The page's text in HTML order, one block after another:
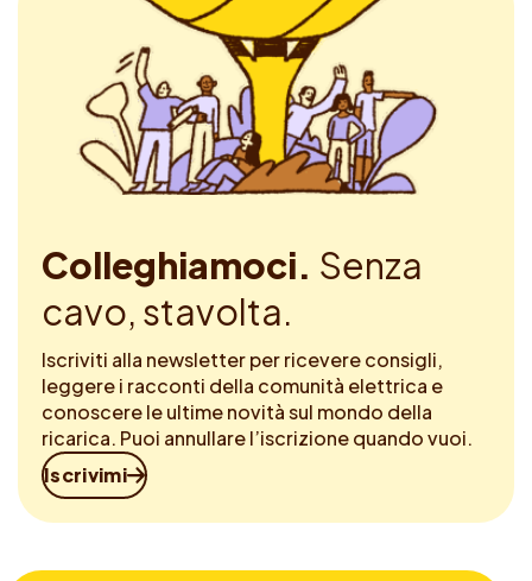
Colleghiamoci. Senza
cavo, stavolta.
Iscriviti alla newsletter per ricevere consigli,
leggere i racconti della comunità elettrica e
conoscere le ultime novità sul mondo della
ricarica. Puoi annullare l’iscrizione quando vuoi.
Iscrivimi